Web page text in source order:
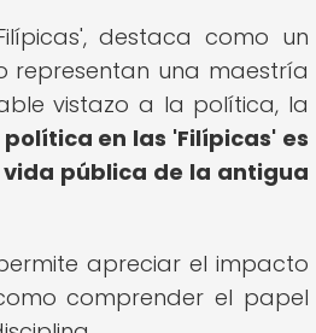
destaca como un
representan una maestría
vistazo a la política, la
en las 'Filípicas' es
pública de la antigua
apreciar el impacto
comprender el papel